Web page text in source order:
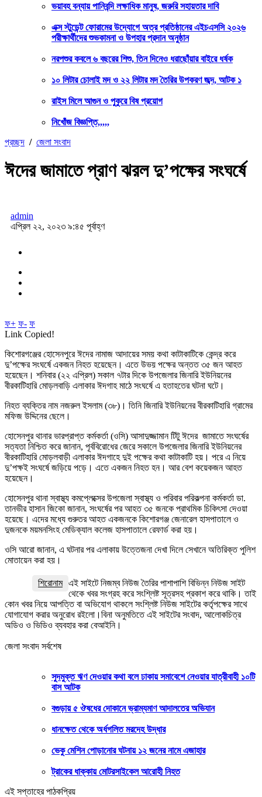
ভয়াবহ বন্যায় পানিবন্দি লক্ষাধিক মানুষ, জরুরি সহায়তার দাবি
এক্স স্টুডেন্ট ফোরামের উদ্যোগে অত্র প্রতিষ্ঠানের এইচএসসি ২০২৬
পরীক্ষার্থীদের শুভকামনা ও উপহার প্রদান অনুষ্ঠান
নরপশুর কবলে ৬ বছরের শিশু, তিন দিনেও ধরাছোঁয়ার বাইরে ধর্ষক
১০ লিটার চোলাই মদ ও ২২ লিটার মদ তৈরির উপকরণ জব্দ, আটক ১
রাইস মিলে আগুন ও পুকুরে বিষ প্রয়োগ
নিখোঁজ বিজ্ঞপ্তি,,,,,
প্রচ্ছদ / জেলা সংবাদ
ঈদের জামাতে প্রাণ ঝরল দু’পক্ষের সংঘর্ষে
admin
এপ্রিল ২২, ২০২৩ ৯:৪৫ পূর্বাহ্ণ
ফ+ ফ- ফ
Link Copied!
কিশোরগঞ্জের হোসেনপুরে ঈদের নামাজ আদায়ের সময় কথা কাটাকাটিকে কেন্দ্র করে
দু’পক্ষের সংঘর্ষে একজন নিহত হয়েছেন। এতে উভয় পক্ষের অন্তত ৩৫ জন আহত
হয়েছেন। শনিবার (২২ এপ্রিল) সকাল ৭টার দিকে উপজেলার জিনারি ইউনিয়নের
বীরকাটিহারি মোড়লবাড়ি এলাকার ঈদগাহ মাঠে সংঘর্ষে এ হতাহতের ঘটনা ঘটে।
নিহত ব্যক্তির নাম নজরুল ইসলাম (৩৮)। তিনি জিনারি ইউনিয়নের বীরকাটিহারি গ্রামের
মফিজ উদ্দিনের ছেলে।
হোসেনপুর থানার ভারপ্রাপ্ত কর্মকর্তা (ওসি) আসাদুজ্জামান টিটু ঈদের জামাতে সংঘর্ষের
সত্যতা নিশ্চিত করে জানান, পূর্ববিরোধের জেরে সকালে উপজেলার জিনারি ইউনিয়নের
বীরকাটিহারি মোড়লবাড়ী এলাকার ঈদগাহে দুই পক্ষের কথা কাটাকাটি হয়। পরে এ নিয়ে
দু’পক্ষই সংঘর্ষে জড়িয়ে পড়ে। এতে একজন নিহত হন। আর বেশ কয়েকজন আহত
হয়েছেন।
হোসেনপুর থানা স্বাস্থ্য কমপ্লেক্সের উপজেলা স্বাস্থ্য ও পরিবার পরিকল্পনা কর্মকর্তা ডা.
তানভীর হাসান জিকো জানান, সংঘর্ষের পর আহত ৩৫ জনকে প্রাথমিক চিকিৎসা দেওয়া
হয়েছে। এদের মধ্যে গুরুতর আহত একজনকে কিশোরগঞ্জ জেনারেল হাসপাতালে ও
দুজনকে ময়মনসিংহ মেডিক্যাল কলেজ হাসপাতালে রেফার্ড করা হয়।
ওসি আরো জানান, এ ঘটনার পর এলাকায় উত্তেজনা দেখা দিলে সেখানে অতিরিক্ত পুলিশ
মোতায়েন করা হয়।
শিরোনাম এই সাইটে নিজম্ব নিউজ তৈরির পাশাপাশি বিভিন্ন নিউজ সাইট
থেকে খবর সংগ্রহ করে সংশ্লিষ্ট সূত্রসহ প্রকাশ করে থাকি। তাই
কোন খবর নিয়ে আপত্তি বা অভিযোগ থাকলে সংশ্লিষ্ট নিউজ সাইটের কর্তৃপক্ষের সাথে
যোগাযোগ করার অনুরোধ রইলো।বিনা অনুমতিতে এই সাইটের সংবাদ, আলোকচিত্র
অডিও ও ভিডিও ব্যবহার করা বেআইনি।
জেলা সংবাদ সর্বশেষ
সুদমুক্ত ঋণ দেওয়ার কথা বলে ঢাকায় সমাবেশে নেওয়ার যাত্রীবাহী ১০টি
বাস আটক
বগুড়ায় ৫ ঔষধের দোকানে ভ্রাম্যমাণ আদালতের অভিযান
ধানক্ষেত থেকে অর্ধগলিত মরদেহ উদ্ধার
ভেকু মেশিন পোড়ানোর ঘটনায় ১২ জনের নামে এজাহার
ট্রাকের ধাক্কায় মোটরসাইকেল আরোহী নিহত
এই সপ্তাহের পাঠকপ্রিয়